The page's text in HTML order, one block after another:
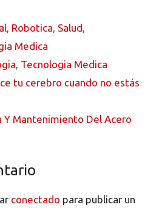
Robotica Salud
Medica
Tecnologia Medica
tu cerebro cuando no estás
Y Mantenimiento Del Acero
conectado para publicar un